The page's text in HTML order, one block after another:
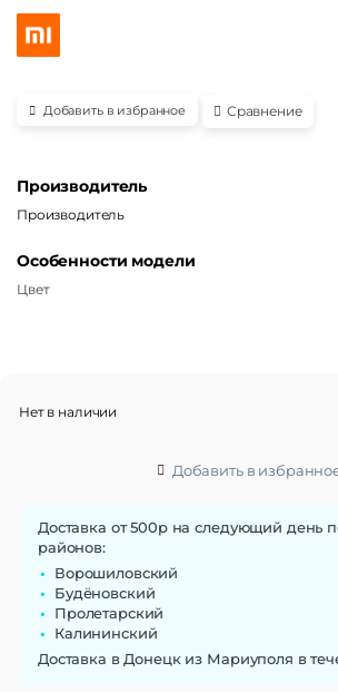
Добавить в избранное Сравнение
Производитель
Производитель
Особенности модели
Цвет
Нет в наличии
Добавить в
Доставка от 500р на следующий день
районов:
Ворошиловский
Будёновский
Пролетарский
Калининский
Доставка в Донецк из Мариуполя в